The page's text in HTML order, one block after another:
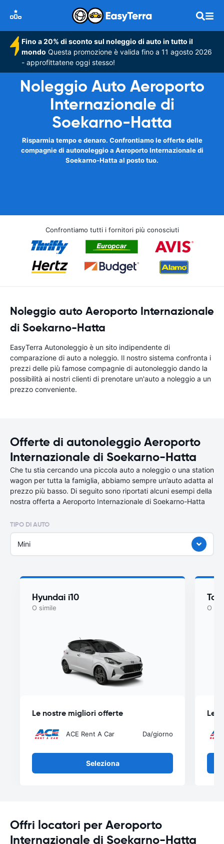
Fino a 20% di sconto sul noleggio di auto in tutto il
mondo Questa promozione è valida fino a 11 agosto 2026
- approfittatene oggi stesso!
Noleggio Auto Aeroporto
Internazionale di
Soekarno-Hatta
Risparmia tempo e denaro. Confrontiamo le offerte delle
compagnie di autonoleggio a Aeroporto Internazionale di
Soekarno-Hatta al posto tuo.
Confrontiamo tutti i fornitori più conosciuti
Noleggio auto Aeroporto Internazionale
di Soekarno-Hatta
EasyTerra Autonoleggio è un sito indipendente di
comparazione di auto a noleggio. Il nostro sistema confronta i
prezzi delle più famose compagnie di autonoleggio dando la
possibilità ai nostri clienti di prenotare un'auto a noleggio a un
prezzo conveniente.
Offerte di autonoleggio Aeroporto
Internazionale di Soekarno-Hatta
Che tu stia cercando una piccola auto a noleggio o una station
wagon per tutta la famiglia, abbiamo sempre un’auto adatta al
prezzo più basso. Di seguito sono riportati alcuni esempi della
nostra offerta a Aeroporto Internazionale di Soekarno-Hatta
TIPO DI AUTO
Mini
Hyundai i10
O simile
Le nostre migliori offerte
ACE Rent A Car Da/giorno
Seleziona
O
Le
Offri locatori per Aeroporto
Internazionale di Soekarno-Hatta